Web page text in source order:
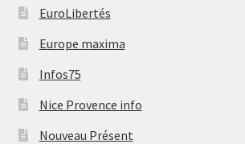
EuroLibertés
Europe maxima
Infos75
Nice Provence info
Nouveau Présent